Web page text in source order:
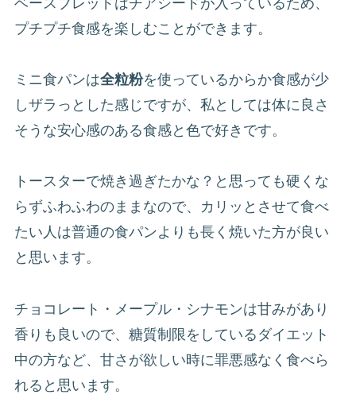
プチプチ食感を楽しむことができます。
ミニ食パンは全粒粉を使っているからか食感が少
しザラっとした感じですが、私としては体に良さ
そうな安心感のある食感と色で好きです。
トースターで焼き過ぎたかな？と思っても硬くな
らずふわふわのままなので、カリッとさせて食べ
たい人は普通の食パンよりも長く焼いた方が良い
と思います。
チョコレート・メープル・シナモンは甘みがあり
香りも良いので、糖質制限をしているダイエット
中の方など、甘さが欲しい時に罪悪感なく食べら
れると思います。